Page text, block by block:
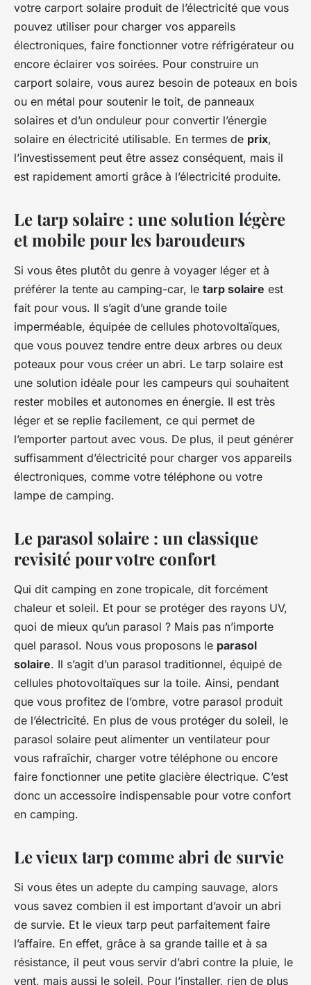
votre carport solaire produit de l’électricité que vous
pouvez utiliser pour charger vos appareils
électroniques, faire fonctionner votre réfrigérateur ou
encore éclairer vos soirées. Pour construire un
carport solaire, vous aurez besoin de poteaux en bois
ou en métal pour soutenir le toit, de panneaux
solaires et d’un onduleur pour convertir l’énergie
solaire en électricité utilisable. En termes de prix,
l’investissement peut être assez conséquent, mais il
est rapidement amorti grâce à l’électricité produite.
Le tarp solaire : une solution légère
et mobile pour les baroudeurs
Si vous êtes plutôt du genre à voyager léger et à
préférer la tente au camping-car, le tarp solaire est
fait pour vous. Il s’agit d’une grande toile
imperméable, équipée de cellules photovoltaïques,
que vous pouvez tendre entre deux arbres ou deux
poteaux pour vous créer un abri. Le tarp solaire est
une solution idéale pour les campeurs qui souhaitent
rester mobiles et autonomes en énergie. Il est très
léger et se replie facilement, ce qui permet de
l’emporter partout avec vous. De plus, il peut générer
suffisamment d’électricité pour charger vos appareils
électroniques, comme votre téléphone ou votre
lampe de camping.
Le parasol solaire : un classique
revisité pour votre confort
Qui dit camping en zone tropicale, dit forcément
chaleur et soleil. Et pour se protéger des rayons UV,
quoi de mieux qu’un parasol ? Mais pas n’importe
quel parasol. Nous vous proposons le parasol
solaire. Il s’agit d’un parasol traditionnel, équipé de
cellules photovoltaïques sur la toile. Ainsi, pendant
que vous profitez de l’ombre, votre parasol produit
de l’électricité. En plus de vous protéger du soleil, le
parasol solaire peut alimenter un ventilateur pour
vous rafraîchir, charger votre téléphone ou encore
faire fonctionner une petite glacière électrique. C’est
donc un accessoire indispensable pour votre confort
en camping.
Le vieux tarp comme abri de survie
Si vous êtes un adepte du camping sauvage, alors
vous savez combien il est important d’avoir un abri
de survie. Et le vieux tarp peut parfaitement faire
l’affaire. En effet, grâce à sa grande taille et à sa
résistance, il peut vous servir d’abri contre la pluie, le
vent, mais aussi le soleil. Pour l’installer, rien de plus